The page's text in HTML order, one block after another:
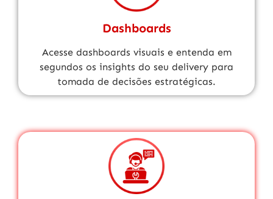
Dashboards
Acesse dashboards visuais e entenda em
segundos os insights do seu delivery para
tomada de decisões estratégicas.